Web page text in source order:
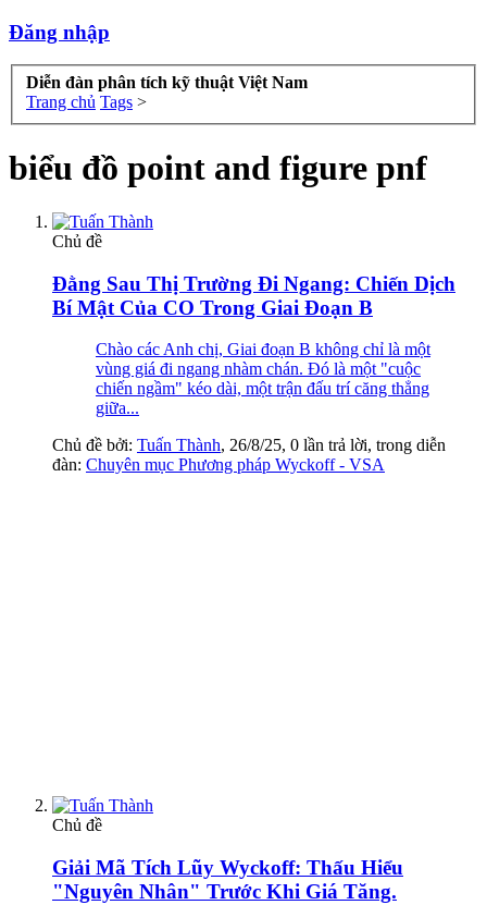
Đăng nhập
Diễn đàn phân tích kỹ thuật Việt Nam
Trang chủ Tags >
biểu đồ point and figure pnf
Chủ đề
Đằng Sau Thị Trường Đi Ngang: Chiến Dịch
Bí Mật Của CO Trong Giai Đoạn B
Chào các Anh chị, Giai đoạn B không chỉ là một
vùng giá đi ngang nhàm chán. Đó là một "cuộc
chiến ngầm" kéo dài, một trận đấu trí căng thẳng
giữa...
Chủ đề bởi: Tuấn Thành, 26/8/25, 0 lần trả lời, trong diễn
đàn: Chuyên mục Phương pháp Wyckoff - VSA
Chủ đề
Giải Mã Tích Lũy Wyckoff: Thấu Hiểu
"Nguyên Nhân" Trước Khi Giá Tăng.